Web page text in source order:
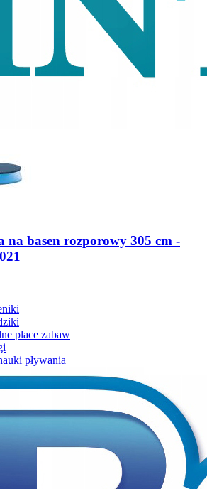
na basen rozporowy 305 cm -
place zabaw
pływania